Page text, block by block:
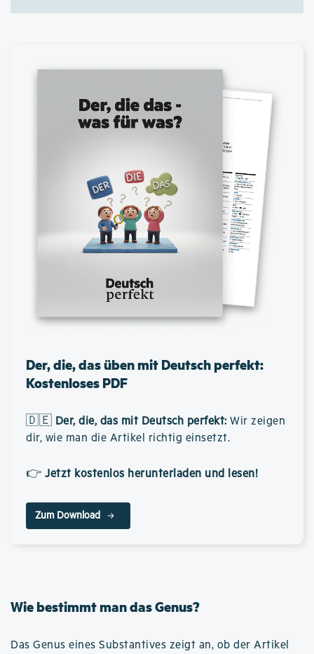
Der, die, das üben mit Deutsch perfekt:
Kostenloses PDF
🇩🇪 Der, die, das mit Deutsch perfekt: Wir zeigen
dir, wie man die Artikel richtig einsetzt.
👉 Jetzt kostenlos herunterladen und lesen!
Zum Download
Wie bestimmt man das Genus?
Das Genus eines Substantives zeigt an, ob der Artikel